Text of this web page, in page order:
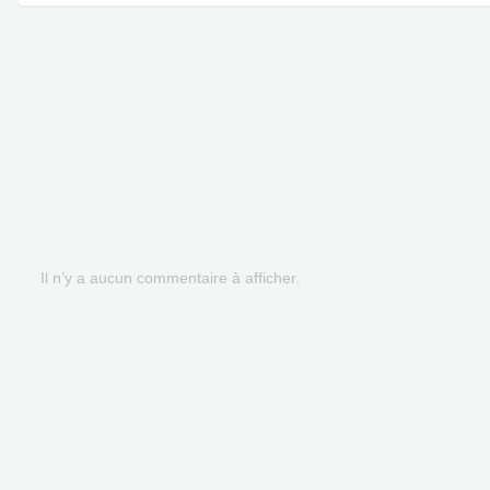
Il n’y a aucun commentaire à afficher.